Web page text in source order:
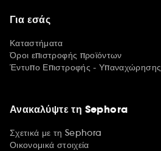
Για εσάς
Καταστήματα
Όροι επιστροφής προϊόντων
Έντυπο Επιστροφής - Υπαναχώρησης
Ανακαλύψτε τη Sephora
Σχετικά με τη Sephora
Οικονομικά στοιχεία